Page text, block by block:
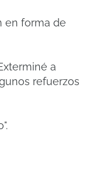
en forma de
a
refuerzos